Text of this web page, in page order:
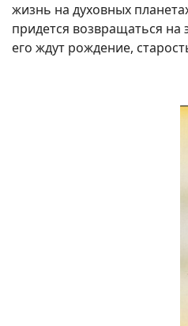
жизнь на духовных
придется возвращаться на
его ждут рождение,